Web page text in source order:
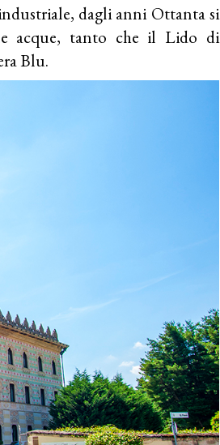
dagli anni Ottanta si
acque, tanto che il Lido di
Blu.